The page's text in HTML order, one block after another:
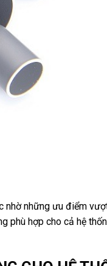
nhờ những ưu điểm
phù hợp cho cả hệ